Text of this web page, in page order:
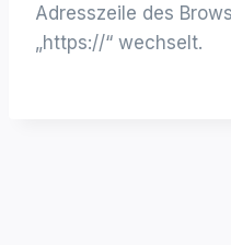
Adresszeile des
„https://“ wechselt.